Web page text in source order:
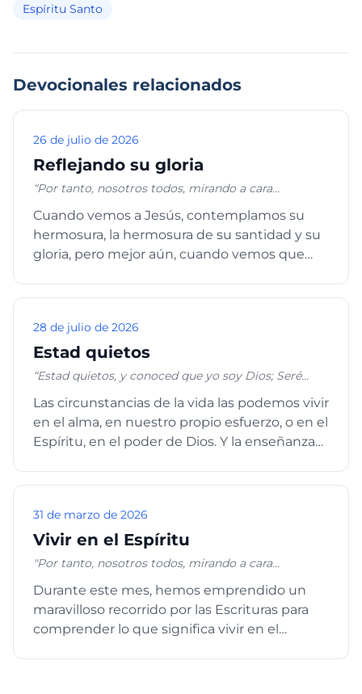
Espíritu Santo
Devocionales relacionados
26 de julio de 2026
Reflejando su gloria
“Por tanto, nosotros todos, mirando a cara
somos transformados de gloria en gloria en la
misma imagen, como por el Espíritu del Señor.” 2
Corintios 3:18
Cuando vemos a Jesús, contemplamos su
hermosura, la hermosura de su santidad y su
gloria, pero mejor aún, cuando vemos que
28 de julio de 2026
Estad quietos
“Estad quietos, y conoced que yo soy Dios; Seré
tierra” Salmos 46:10 “¿Por qué te abates, oh alma
mía, Y te turbas dentro de mí? Espera en Dios;
porque aún he de alabarle, Salvación mía y Dios
Las circunstancias de la vida las podemos vivir
en el alma, en nuestro propio esfuerzo, o en el
Espíritu, en el poder de Dios. Y la enseñanza
31 de marzo de 2026
Vivir en el Espíritu
"Por tanto, nosotros todos, mirando a cara
somos transformados de gloria en gloria en la
misma imagen, como por el Espíritu del Señor." 2
Corintios 3:18 "Con Cristo estoy juntamente
lo que ahora vivo en la carne, lo vivo en la fe del Hijo
Durante este mes, hemos emprendido un
maravilloso recorrido por las Escrituras para
comprender lo que significa vivir en el